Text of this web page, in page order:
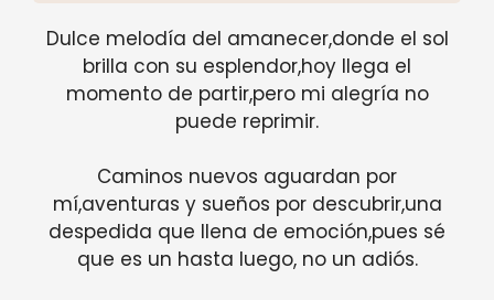
Dulce melodía del amanecer,donde el sol
brilla con su esplendor,hoy llega el
momento de partir,pero mi alegría no
puede reprimir.
Caminos nuevos aguardan por
mí,aventuras y sueños por descubrir,una
despedida que llena de emoción,pues sé
que es un hasta luego, no un adiós.